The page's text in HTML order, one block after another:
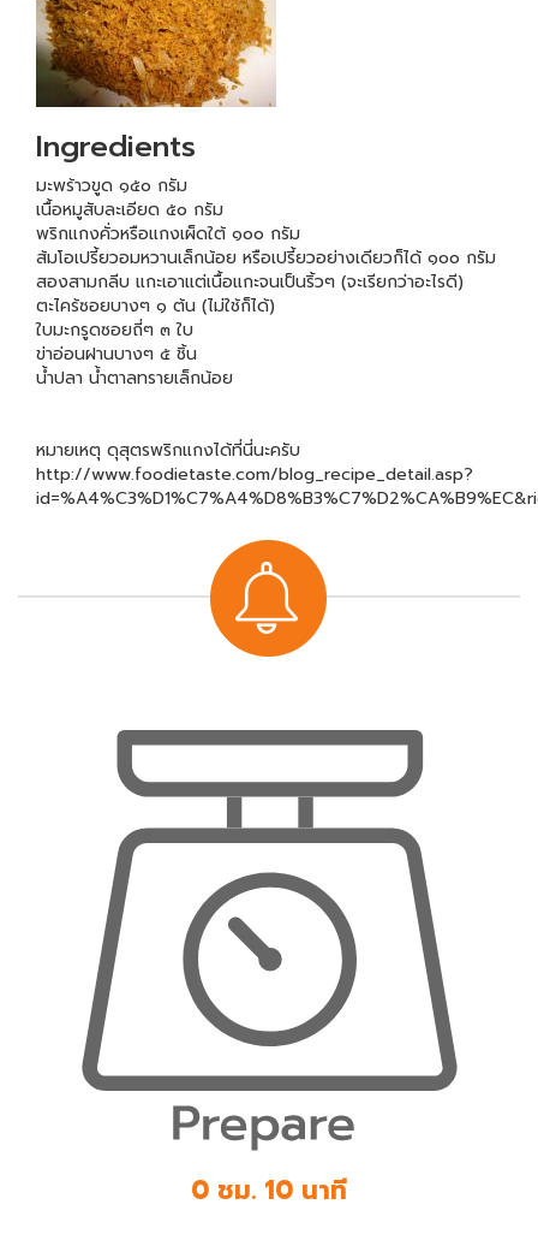
Ingredients
มะพร้าวขูด ๑๕๐ กรัม
เนื้อหมูสับละเอียด ๕๐ กรัม
พริกแกงคั่วหรือแกงเผ็ดใต้ ๑๐๐ กรัม
ส้มโอเปรี้ยวอมหวานเล็กน้อย หรือเปรี้ยวอย่างเดียวก็ได้ ๑๐๐ กรัม
สองสามกลีบ แกะเอาแต่เนื้อแกะจนเป็นริ้วๆ (จะเรียกว่าอะไรดี)
ตะไคร้ซอยบางๆ ๑ ต้น (ไม่ใช้ก็ได้)
ใบมะกรูดซอยถี่ๆ ๓ ใบ
ข่าอ่อนฝานบางๆ ๕ ชิ้น
น้ำปลา น้ำตาลทรายเล็กน้อย
หมายเหตุ ดุสุตรพริกแกงได้ที่นี่นะครับ
http://www.foodietaste.com/blog_recipe_detail.asp?
0 ชม. 10 นาที